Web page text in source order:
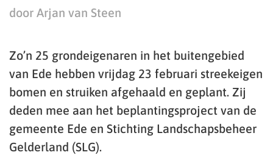
door Arjan van Steen
Zo’n 25 grondeigenaren in het buitengebied
van Ede hebben vrijdag 23 februari streekeigen
bomen en struiken afgehaald en geplant. Zij
deden mee aan het beplantingsproject van de
gemeente Ede en Stichting Landschapsbeheer
Gelderland (SLG).